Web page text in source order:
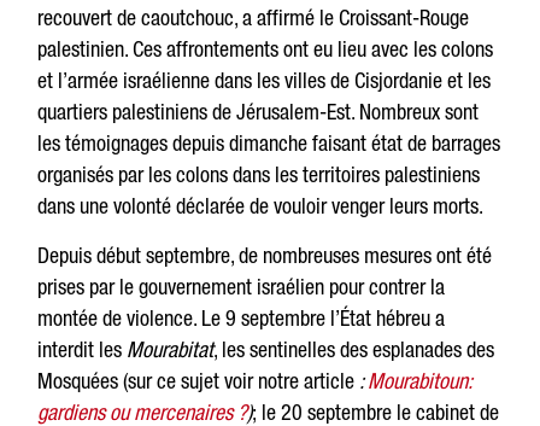
recouvert de caoutchouc, a affirmé le Croissant-Rouge
palestinien. Ces affrontements ont eu lieu avec les colons
et l’armée israélienne dans les villes de Cisjordanie et les
quartiers palestiniens de Jérusalem-Est. Nombreux sont
les témoignages depuis dimanche faisant état de barrages
organisés par les colons dans les territoires palestiniens
dans une volonté déclarée de vouloir venger leurs morts.
Depuis début septembre, de nombreuses mesures ont été
prises par le gouvernement israélien pour contrer la
montée de violence. Le 9 septembre l’État hébreu a
interdit les Mourabitat, les sentinelles des esplanades des
Mosquées (sur ce sujet voir notre article :Mourabitoun:
gardiens ou mercenaires ?); le 20 septembre le cabinet de